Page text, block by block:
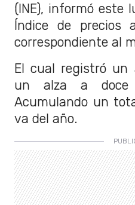
(INE), informó este
Índice de precios
correspondiente al
El cual registró un
un alza a doce
Acumulando un
va del año.